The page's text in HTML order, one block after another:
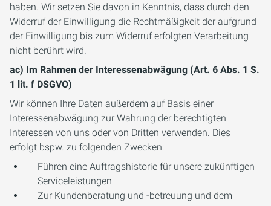
haben. Wir setzen Sie davon in Kenntnis, dass durch den
Widerruf der Einwilligung die Rechtmäßigkeit der aufgrund
der Einwilligung bis zum Widerruf erfolgten Verarbeitung
nicht berührt wird.
ac) Im Rahmen der Interessenabwägung (Art. 6 Abs. 1 S.
1 lit. f DSGVO)
Wir können Ihre Daten außerdem auf Basis einer
Interessenabwägung zur Wahrung der berechtigten
Interessen von uns oder von Dritten verwenden. Dies
erfolgt bspw. zu folgenden Zwecken:
Führen eine Auftragshistorie für unsere zukünftigen
Serviceleistungen
Zur Kundenberatung und -betreuung und dem